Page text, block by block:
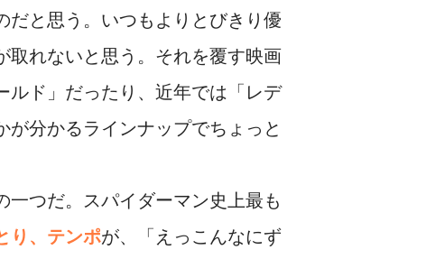
だと思う。いつもよりとびきり優
取れないと思う。それを覆す映画
ルド」だったり、近年では「レデ
分かるラインナップでちょっと
つだ。スパイダーマン史上最も
り、テンポが、「えっこんなにず